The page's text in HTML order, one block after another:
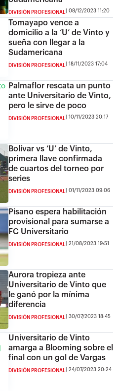
DIVISIÓN PROFESIONAL 08/12/2023 11:20
Tomayapo vence a
domicilio a la ‘U’ de Vinto y
sueña con llegar a la
Sudamericana
DIVISIÓN PROFESIONAL 18/11/2023 17:04
Palmaflor rescata un punto
ante Universitario de Vinto,
pero le sirve de poco
DIVISIÓN PROFESIONAL 10/11/2023 20:17
Bolívar vs ‘U’ de Vinto,
primera llave confirmada
de cuartos del torneo por
series
DIVISIÓN PROFESIONAL 01/11/2023 09:06
Pisano espera habilitación
provisional para sumarse a
FC Universitario
DIVISIÓN PROFESIONAL 21/08/2023 19:51
Aurora tropieza ante
Universitario de Vinto que
le ganó por la mínima
diferencia
DIVISIÓN PROFESIONAL 30/07/2023 18:45
Universitario de Vinto
amarga a Blooming sobre el
final con un gol de Vargas
DIVISIÓN PROFESIONAL 24/07/2023 20:24